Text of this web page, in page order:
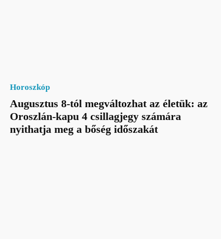
Horoszkóp
Augusztus 8-tól megváltozhat az életük: az
Oroszlán-kapu 4 csillagjegy számára
nyithatja meg a bőség időszakát